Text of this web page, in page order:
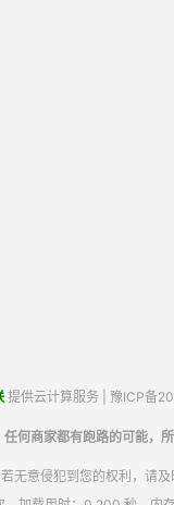
提供云计算服务 | 豫ICP备
何商家都有跑路的可能，
无意侵犯到您的权利，请